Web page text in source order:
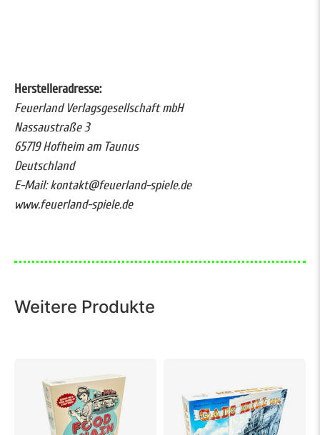
Herstelleradresse:
Feuerland Verlagsgesellschaft mbH
Nassaustraße 3
65719 Hofheim am Taunus
Deutschland
E-Mail: kontakt@feuerland-spiele.de
www.feuerland-spiele.de
Weitere Produkte